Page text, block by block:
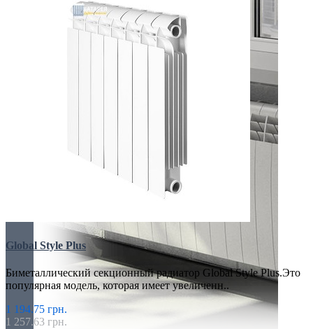
Global Style Plus
Биметаллический секционный радиатор Global Style Plus.Это
популярная модель, которая имеет увеличенн..
1 194.75 грн.
1 257.63 грн.